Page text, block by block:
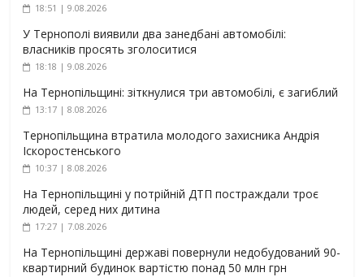
18:51 | 9.08.2026
У Тернополі виявили два занедбані автомобілі:
власників просять зголоситися
18:18 | 9.08.2026
На Тернопільщині: зіткнулися три автомобілі, є загиблий
13:17 | 8.08.2026
Тернопільщина втратила молодого захисника Андрія
Іскоростенського
10:37 | 8.08.2026
На Тернопільщині у потрійній ДТП постраждали троє
людей, серед них дитина
17:27 | 7.08.2026
На Тернопільщині державі повернули недобудований 90-
квартирний будинок вартістю понад 50 млн грн